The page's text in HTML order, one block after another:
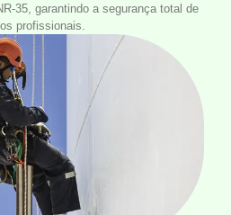
35, garantindo a segurança total de
profissionais.